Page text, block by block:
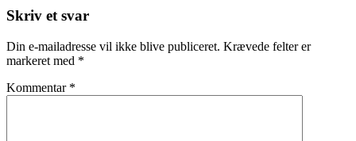
Skriv et svar
Din e-mailadresse vil ikke blive publiceret. Krævede felter er
markeret med *
Kommentar *